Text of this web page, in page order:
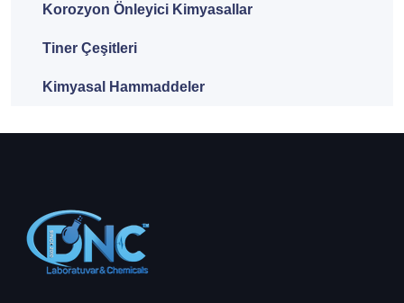
Korozyon Önleyici Kimyasallar
Tiner Çeşitleri
Kimyasal Hammaddeler